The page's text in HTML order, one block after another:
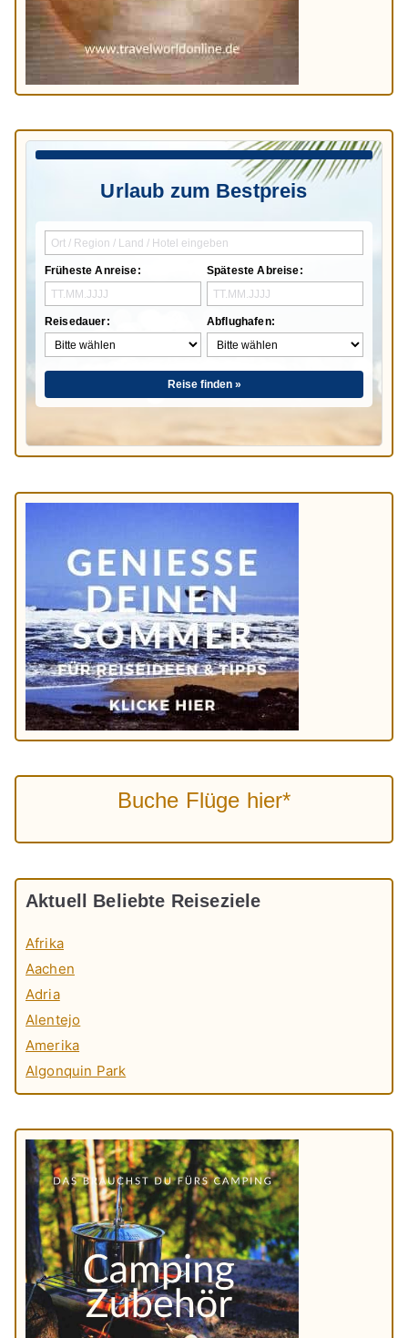
Urlaub zum Bestpreis
Früheste Anreise:
Reisedauer:
Späteste Abreise:
Abflughafen:
Reise finden »
Buche Flüge hier*
Aktuell Beliebte Reiseziele
Afrika
Aachen
Adria
Alentejo
Amerika
Algonquin Park